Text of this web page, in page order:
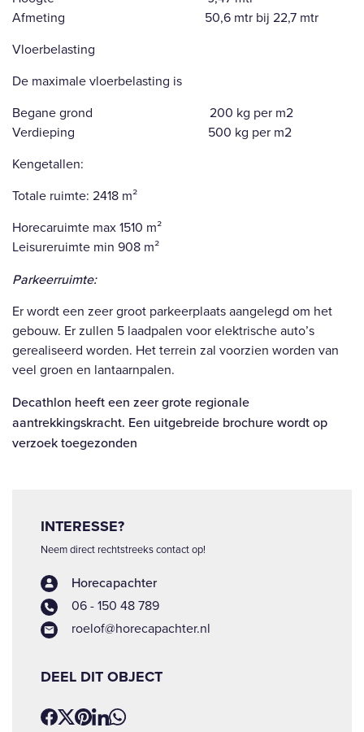
Afmeting 50,6 mtr bij 22,7 mtr
Vloerbelasting
De maximale vloerbelasting is
Begane grond 200 kg per m2
Verdieping 500 kg per m2
Kengetallen:
Totale ruimte: 2418 m²
Horecaruimte max 1510 m²
Leisureruimte min 908 m²
Parkeerruimte:
Er wordt een zeer groot parkeerplaats aangelegd om het
gebouw. Er zullen 5 laadpalen voor elektrische auto’s
gerealiseerd worden. Het terrein zal voorzien worden van
veel groen en lantaarnpalen.
Decathlon heeft een zeer grote regionale
aantrekkingskracht. Een uitgebreide brochure wordt op
verzoek toegezonden
INTERESSE?
Neem direct rechtstreeks contact op!
Horecapachter
06 - 150 48 789
roelof@horecapachter.nl
DEEL DIT OBJECT